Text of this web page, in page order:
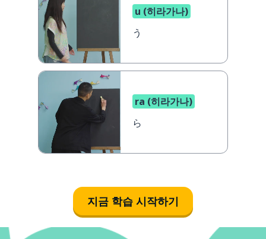
u (히라가나)
う
ra (히라가나)
ら
지금 학습 시작하기